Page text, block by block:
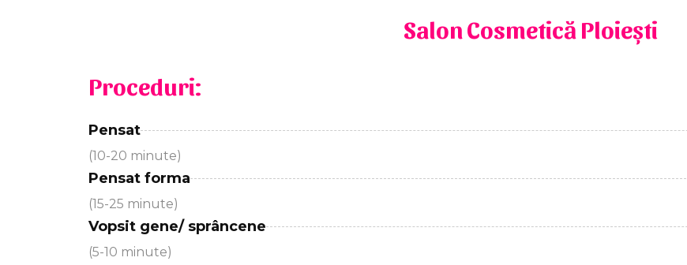
Salon Cosmetică Ploiești
Proceduri:
Pensat
(10-20 minute)
Pensat forma
(15-25 minute)
Vopsit gene/ sprâncene
(5-10 minute)